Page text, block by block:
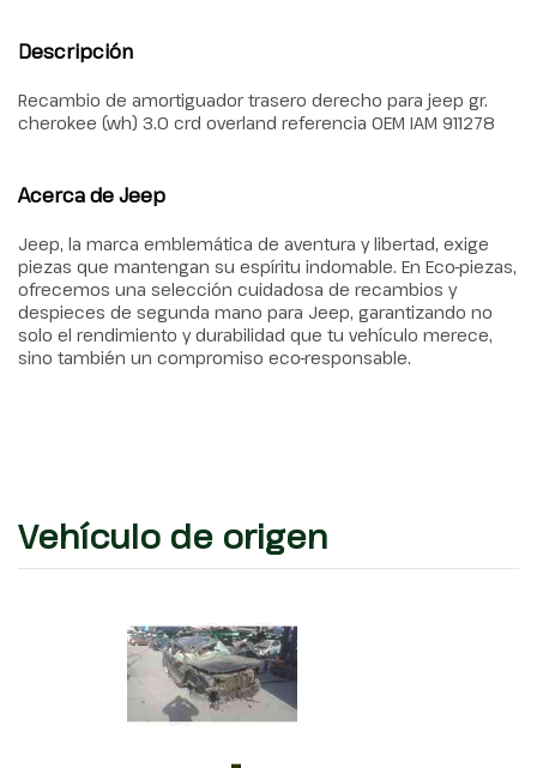
Descripción
Recambio de amortiguador trasero derecho para jeep gr.
cherokee (wh) 3.0 crd overland referencia OEM IAM 911278
Acerca de Jeep
Jeep, la marca emblemática de aventura y libertad, exige
piezas que mantengan su espíritu indomable. En Eco-piezas,
ofrecemos una selección cuidadosa de recambios y
despieces de segunda mano para Jeep, garantizando no
solo el rendimiento y durabilidad que tu vehículo merece,
sino también un compromiso eco-responsable.
Vehículo de origen